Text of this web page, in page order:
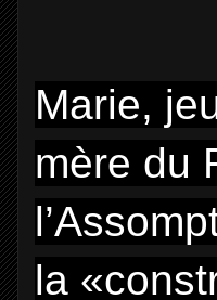
Marie,
mère du
la